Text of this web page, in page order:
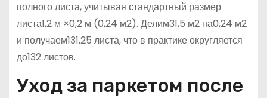
полного листа, учитывая стандартный размер
листа1,2 м ×0,2 м (0,24 м2). Делим31,5 м2 на0,24 м2
и получаем131,25 листа, что в практике округляется
до132 листов.
Уход за паркетом после